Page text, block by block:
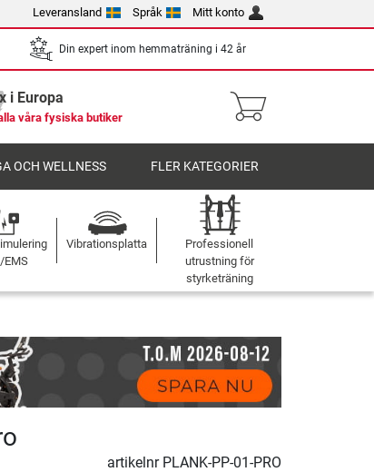
Leveransland Språk Mitt konto
Din expert inom hemmaträning i 42 år
i Europa
våra fysiska butiker
OCH WELLNESS FLER KATEGORIER
EMS
Vibrationsplatta
Professionell
utrustning för
styrketräning
artikelnr PLANK-PP-01-PRO